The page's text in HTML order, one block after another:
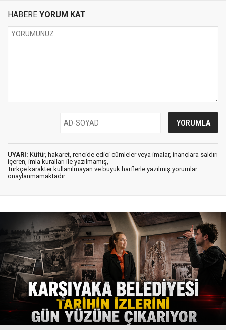
HABERE YORUM KAT
UYARI: Küfür, hakaret, rencide edici cümleler veya imalar, inançlara saldırı
içeren, imla kuralları ile yazılmamış,
Türkçe karakter kullanılmayan ve büyük harflerle yazılmış yorumlar
onaylanmamaktadır.